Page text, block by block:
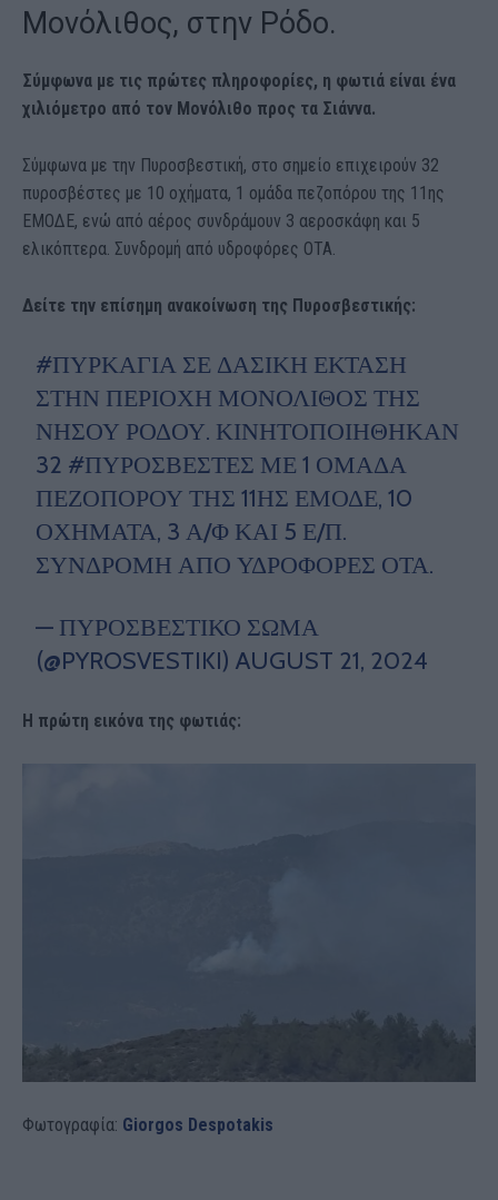
Μονόλιθος, στην Ρόδο.
Σύμφωνα με τις πρώτες πληροφορίες, η φωτιά είναι ένα
χιλιόμετρο από τον Μονόλιθο προς τα Σιάννα.
Σύμφωνα με την Πυροσβεστική, στο σημείο επιχειρούν 32
πυροσβέστες με 10 οχήματα, 1 ομάδα πεζοπόρου της 11ης
ΕΜΟΔΕ, ενώ από αέρος συνδράμουν 3 αεροσκάφη και 5
ελικόπτερα. Συνδρομή από υδροφόρες ΟΤΑ.
Δείτε την επίσημη ανακοίνωση της Πυροσβεστικής:
#ΠΥΡΚΑΓΙΆ ΣΕ ΔΑΣΙΚΉ ΈΚΤΑΣΗ
ΣΤΗΝ ΠΕΡΙΟΧΉ ΜΟΝΌΛΙΘΟΣ ΤΗΣ
ΝΉΣΟΥ ΡΌΔΟΥ. ΚΙΝΗΤΟΠΟΙΉΘΗΚΑΝ
32 #ΠΥΡΟΣΒΈΣΤΕΣ ΜΕ 1 ΟΜΆΔΑ
ΠΕΖΟΠΌΡΟΥ ΤΗΣ 11ΗΣ ΕΜΟΔΕ, 10
ΟΧΉΜΑΤΑ, 3 Α/Φ ΚΑΙ 5 Ε/Π.
ΣΥΝΔΡΟΜΉ ΑΠΌ ΥΔΡΟΦΌΡΕΣ ΟΤΑ.
— ΠΥΡΟΣΒΕΣΤΙΚΌ ΣΏΜΑ
(@PYROSVESTIKI)AUGUST 21, 2024
Η πρώτη εικόνα της φωτιάς:
Φωτογραφία: Giorgos Despotakis